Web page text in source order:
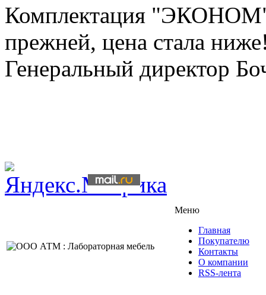
Комплектация "ЭКОНОМ"
прежней, цена стала
Генеральный директор
Меню
Главная
Покупателю
Контакты
О компании
RSS-лента